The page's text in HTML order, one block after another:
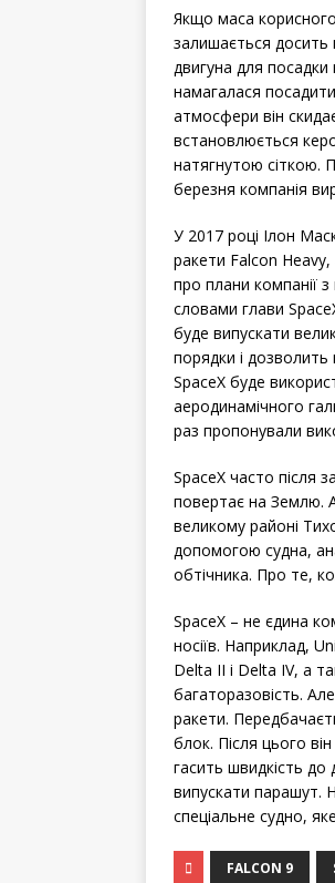
Якщо маса
залишається досить
двигуна для
намагалася
атмосфери він
встановлюється
натягнутою сіткою.
березня компанія
У 2017 році Ілон
ракети Falcon Heavy,
про плани компанії
словами глави
буде випускати
порядки і
SpaceX буде
аеродинамічного
раз пропонували
SpaceX часто після
повертає на Землю.
великому районі
допомогою судна,
обтічника. Про те,
SpaceX – не єдина
носіїв. Наприклад,
Delta II і Delta IV, а
багаторазовість.
ракети.
блок. Після цього
гасить швидкість до
випускати парашут.
спеціальне судно,
FALCON 9